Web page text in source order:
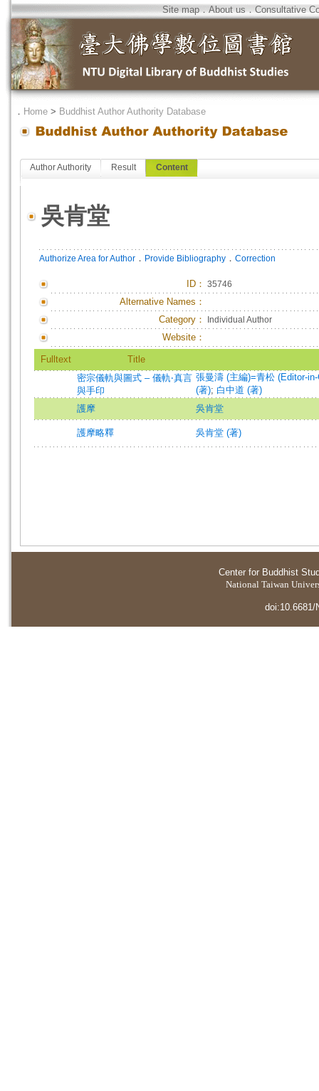
Site map．About us．Consultative
． Home > Buddhist Author Authority Database
Author Authority Result Content
吳肯堂
Authorize Area for Author ． Provide Bibliography ． Correction
ID ： 35746
Alternative Names：
Category：
Individual Author
Website：
Fulltext
Title
密宗儀軌與圖式 – 儀軌‧真言
與手印
張曼濤 (主編)=青松 (Editor-
(著); 白中道 (著)
護摩
吳肯堂
護摩略釋 吳肯堂 (著)
Center for Buddhist
National Taiwan
doi:10.6681/